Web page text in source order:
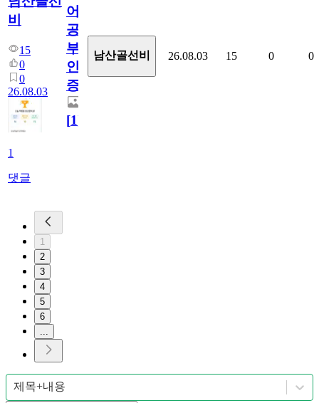
비
15
0
0
26.08.03
1
댓글
어
공
부
인
증
[1]
남산골선비 26.08.03 15 0 0
1
2
3
4
5
6
제목+내용